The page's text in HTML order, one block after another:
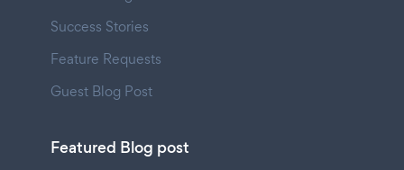
Success Stories
Feature Requests
Guest Blog Post
Featured Blog post